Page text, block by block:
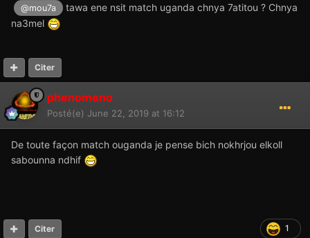
@mou7a
tawa ene nsit match uganda chnya 7atitou ? Chnya
na3mel
Citer
phenomeno
Posté(e) June 22, 2019 at 16:12
De toute façon match ouganda je pense bich nokhrjou elkoll
sabounna ndhif
1
Citer